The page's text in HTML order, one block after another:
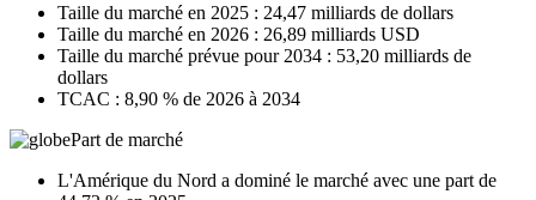
Taille du marché en 2025 : 24,47 milliards de dollars
Taille du marché en 2026 : 26,89 milliards USD
Taille du marché prévue pour 2034 : 53,20 milliards de
dollars
TCAC : 8,90 % de 2026 à 2034
Part de marché
L'Amérique du Nord a dominé le marché avec une part de